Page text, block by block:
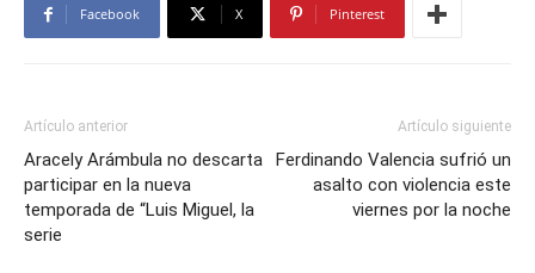
Facebook X Pinterest
Artículo anterior
Aracely Arámbula no descarta
participar en la nueva
temporada de “Luis Miguel, la
serie
Artículo siguiente
Ferdinando Valencia sufrió un
asalto con violencia este
viernes por la noche